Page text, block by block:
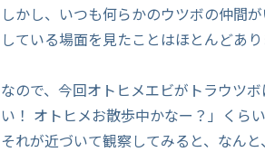
しかし、いつも何らかのウツボの仲間
している場面を見たことはほとんどあり
なので、今回オトヒメエビがトラウツ
い！ オトヒメお散歩中かなー？」くら
それが近づいて観察してみると、なん